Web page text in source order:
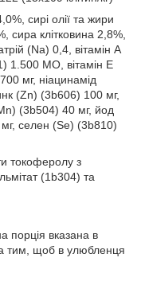
сирі олії та жири
сира клітковина 2,8%,
(Na) 0,4, вітамін А
1.500 МО, вітамін Е
мг, ніацинамід
(Zn) (3b606) 100 мг,
(3b504) 40 мг, йод
селен (Se) (3b810)
токоферолу з
(1b304) та
порція вказана в
тим, щоб в улюбленця